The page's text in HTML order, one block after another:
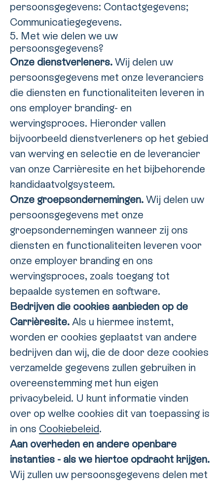
persoonsgegevens: Contactgegevens;
Communicatiegegevens.
5. Met wie delen we uw
persoonsgegevens?
Onze dienstverleners. Wij delen uw
persoonsgegevens met onze leveranciers
die diensten en functionaliteiten leveren in
ons employer branding- en
wervingsproces. Hieronder vallen
bijvoorbeeld dienstverleners op het gebied
van werving en selectie en de leverancier
van onze Carrièresite en het bijbehorende
kandidaatvolgsysteem.
Onze groepsondernemingen. Wij delen uw
persoonsgegevens met onze
groepsondernemingen wanneer zij ons
diensten en functionaliteiten leveren voor
onze employer branding en ons
wervingsproces, zoals toegang tot
bepaalde systemen en software.
Bedrijven die cookies aanbieden op de
Carrièresite. Als u hiermee instemt,
worden er cookies geplaatst van andere
bedrijven dan wij, die de door deze cookies
verzamelde gegevens zullen gebruiken in
overeenstemming met hun eigen
privacybeleid. U kunt informatie vinden
over op welke cookies dit van toepassing is
in ons Cookiebeleid.
Aan overheden en andere openbare
instanties - als we hiertoe opdracht krijgen.
Wij zullen uw persoonsgegevens delen met